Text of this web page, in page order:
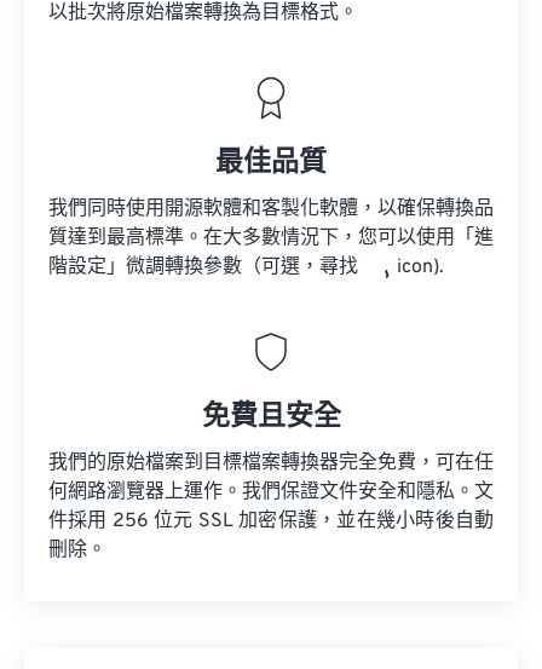
以批次將原始檔案轉換為目標格式。
最佳品質
我們同時使用開源軟體和客製化軟體，以確保轉換品
質達到最高標準。在大多數情況下，您可以使用「進
階設定」微調轉換參數（可選，尋找
icon).
免費且安全
我們的原始檔案到目標檔案轉換器完全免費，可在任
何網路瀏覽器上運作。我們保證文件安全和隱私。文
件採用 256 位元 SSL 加密保護，並在幾小時後自動
刪除。